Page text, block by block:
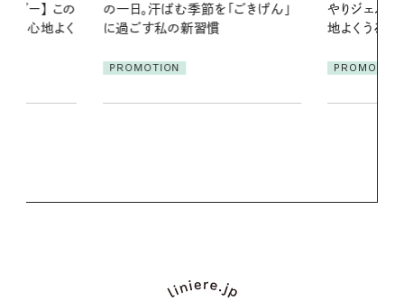
ごきげん」
やりジェルと出合う。暑い季節に心
地よくうるおう、軽やかなボディケ
PROMOTION
2026.07.21
発・ベーリングの
リーとの重